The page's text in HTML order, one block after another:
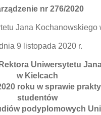
nr 276/2020
Jana Kochanowskiego
9 listopada 2020 r.
Uniwersytetu
w Kielcach
roku w sprawie
studentów
podyplomowych